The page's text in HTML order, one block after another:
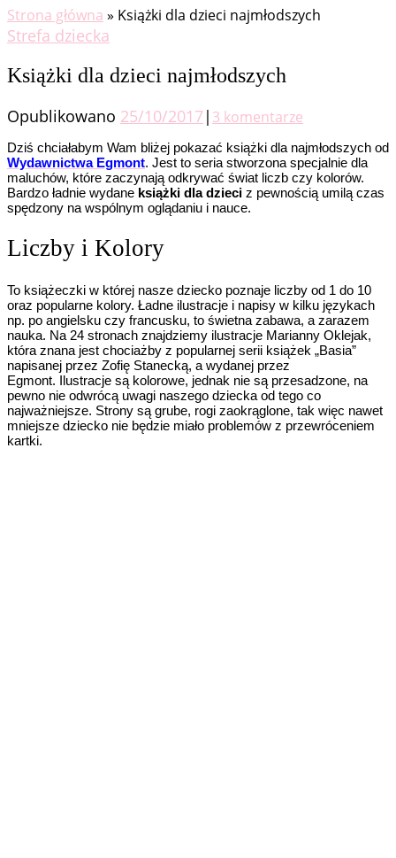
Strona główna » Książki dla dzieci najmłodszych
Strefa dziecka
Książki dla dzieci najmłodszych
Opublikowano 25/10/2017 | 3 komentarze
Dziś chciałabym Wam bliżej pokazać książki dla najmłodszych od
Wydawnictwa Egmont. Jest to seria stworzona specjalnie dla
maluchów, które zaczynają odkrywać świat liczb czy kolorów.
Bardzo ładnie wydane książki dla dzieci z pewnością umilą czas
spędzony na wspólnym oglądaniu i nauce.
Liczby i Kolory
To książeczki w której nasze dziecko poznaje liczby od 1 do 10
oraz popularne kolory. Ładne ilustracje i napisy w kilku językach
np. po angielsku czy francusku, to świetna zabawa, a zarazem
nauka. Na 24 stronach znajdziemy ilustracje Marianny Oklejak,
która znana jest chociażby z popularnej serii książek „Basia”
napisanej przez Zofię Stanecką, a wydanej przez
Egmont. Ilustracje są kolorowe, jednak nie są przesadzone, na
pewno nie odwrócą uwagi naszego dziecka od tego co
najważniejsze. Strony są grube, rogi zaokrąglone, tak więc nawet
mniejsze dziecko nie będzie miało problemów z przewróceniem
kartki.